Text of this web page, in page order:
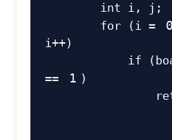
int i , j ;
for
(i = 0
i++)
if
(
==
1 )